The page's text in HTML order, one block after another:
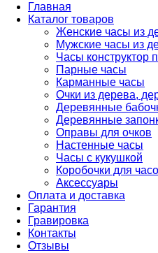
Главная
Каталог товаров
Женские часы из
Мужские часы из
Часы конструктор
Парные часы
Карманные часы
Очки из дерева,
Деревянные
Деревянные
Оправы для очков
Настенные часы
Часы с кукушкой
Коробочки для
Аксессуары
Оплата и доставка
Гарантия
Гравировка
Контакты
Отзывы